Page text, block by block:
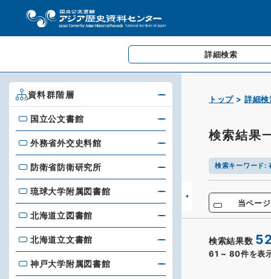
詳細検索
トップ 詳細検
検索結果
検索キーワード:
当ペー
検索結果数
61 ~ 80件を表
資料群階層
国立公文書館
国立公文書館
外務省外交史料館
外務省外交史料館
防衛省防衛研究所
防衛省防衛研究所
琉球大学附属図書館
琉球大学附属図書館
北海道立図書館
北海道立図書館
北海道立文書館
北海道立文書館
神戸大学附属図書館
神戸大学附属図書館